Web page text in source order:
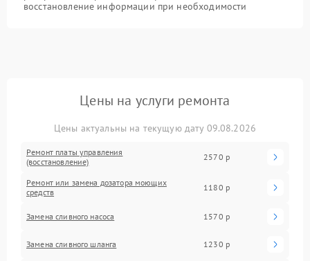
восстановление информации при необходимости
Цены на услуги ремонта
Цены актуальны на текущую дату 09.08.2026
Ремонт платы управления
(восстановление)
2570 р
Ремонт или замена дозатора моющих
средств
1180 р
Замена сливного насоса 1570 р
Замена сливного шланга 1230 р